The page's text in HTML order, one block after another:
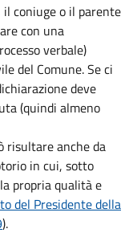
coniuge o il parente
con una
verbale)
del Comune. Se ci
deve
(quindi almeno
risultare anche da
in cui, sotto
propria qualità e
del Presidente della
).